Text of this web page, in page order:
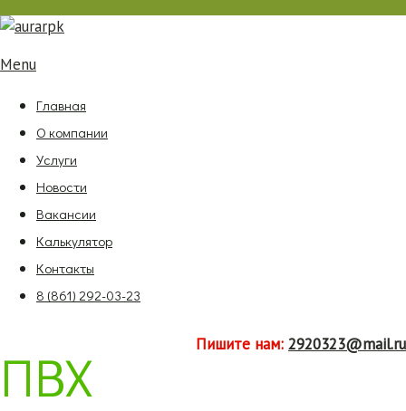
Menu
Главная
О компании
Услуги
Новости
Вакансии
Калькулятор
Контакты
8 (861) 292-03-23
Пишите нам: 2920323@mail.ru
ПВХ